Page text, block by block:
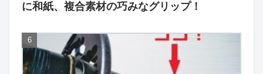
に和紙、複合素材の巧みなグリップ！